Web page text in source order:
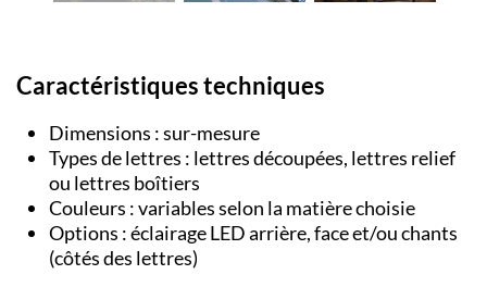
Caractéristiques techniques
Dimensions : sur-mesure
Types de lettres : lettres découpées, lettres relief
ou lettres boîtiers
Couleurs : variables selon la matière choisie
Options : éclairage LED arrière, face et/ou chants
(côtés des lettres)